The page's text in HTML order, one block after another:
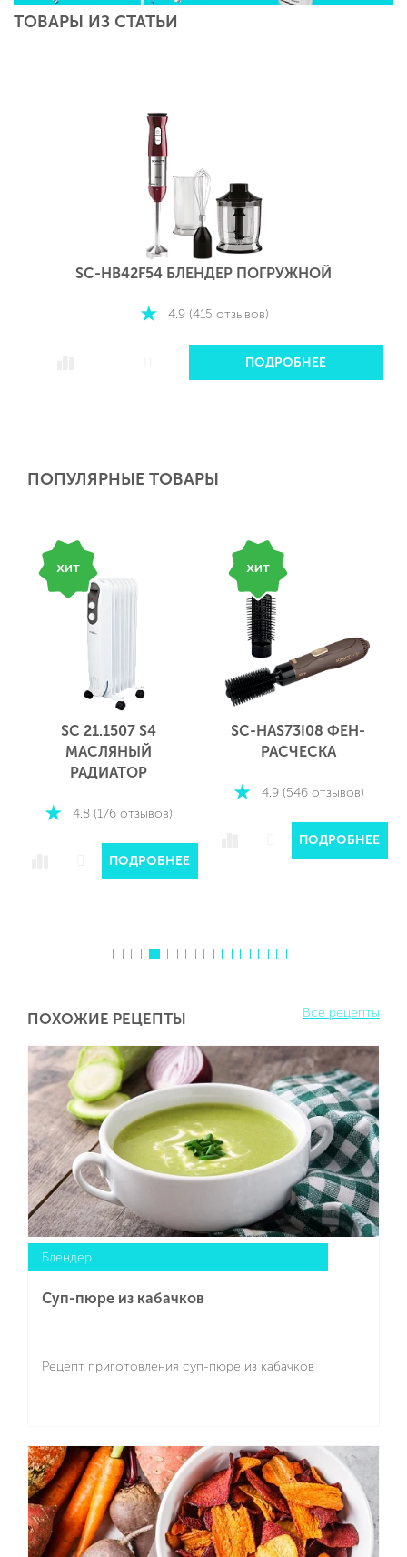
ТОВАРЫ ИЗ СТАТЬИ
SC-HB42F54 БЛЕНДЕР ПОГРУЖНОЙ
4.9 (415 отзывов)
ПОДРОБНЕЕ
ПОПУЛЯРНЫЕ ТОВАРЫ
SC 21.1507 S4
МАСЛЯНЫЙ
РАДИАТОР
4.8 (176 отзывов)
ПОДРОБНЕЕ
SC-HAS73I08 ФЕН-
РАСЧЕСКА
4.9 (546 отзывов)
ПОДРОБНЕЕ
ПОХОЖИЕ РЕЦЕПТЫ Все рецепты
Блендер
Суп-пюре из кабачков
Рецепт приготовления суп-пюре из кабачков
Подробнее